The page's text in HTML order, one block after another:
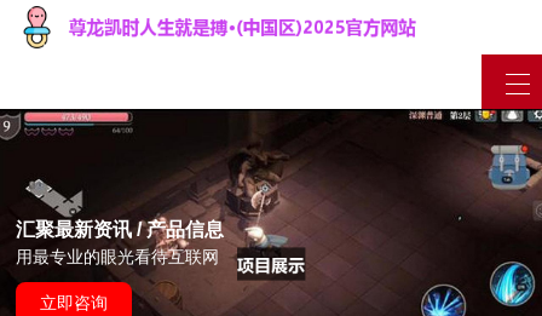
汇聚最新资讯 / 产品信息
用最专业的眼光看待互联网
立即咨询